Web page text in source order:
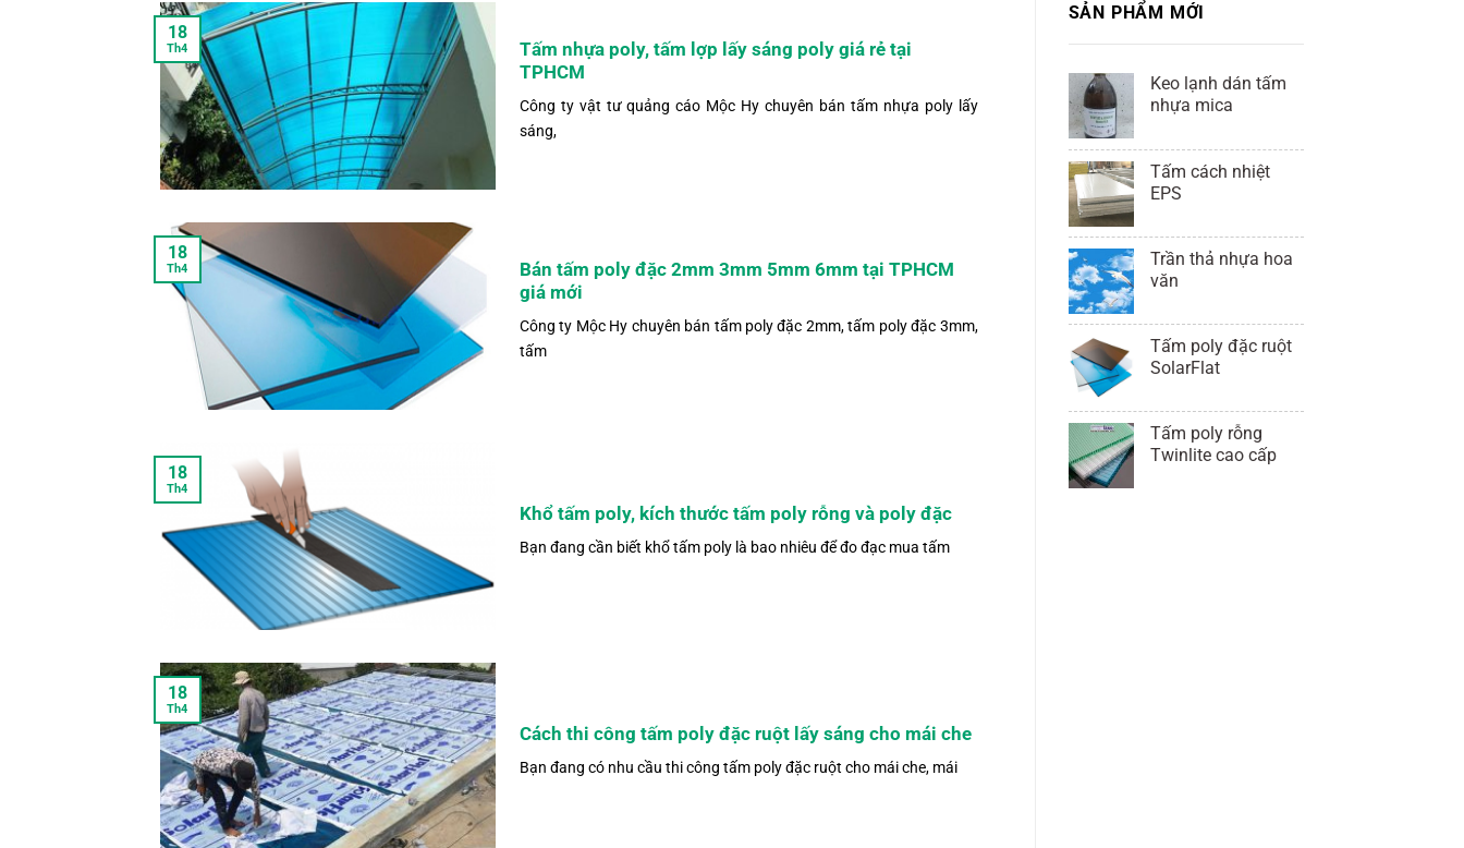
Tấm nhựa poly, tấm lợp lấy sáng poly giá rẻ tại
TPHCM
Công ty vật tư quảng cáo Mộc Hy chuyên bán tấm nhựa poly lấy
sáng,
18
Th4
Bán tấm poly đặc 2mm 3mm 5mm 6mm tại TPHCM
giá mới
Công ty Mộc Hy chuyên bán tấm poly đặc 2mm, tấm poly đặc 3mm,
tấm
18
Th4
Khổ tấm poly, kích thước tấm poly rỗng và poly đặc
Bạn đang cần biết khổ tấm poly là bao nhiêu để đo đạc mua tấm
18
Th4
Cách thi công tấm poly đặc ruột lấy sáng cho mái che
Bạn đang có nhu cầu thi công tấm poly đặc ruột cho mái che, mái
18
Th4
SẢN PHẨM MỚI
Keo lạnh dán tấm
nhựa mica
Tấm cách nhiệt
EPS
Trần thả nhựa hoa
văn
Tấm poly đặc ruột
SolarFlat
Tấm poly rỗng
Twinlite cao cấp